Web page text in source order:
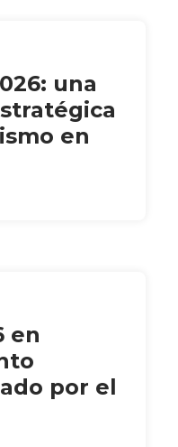
una
en
en
por el